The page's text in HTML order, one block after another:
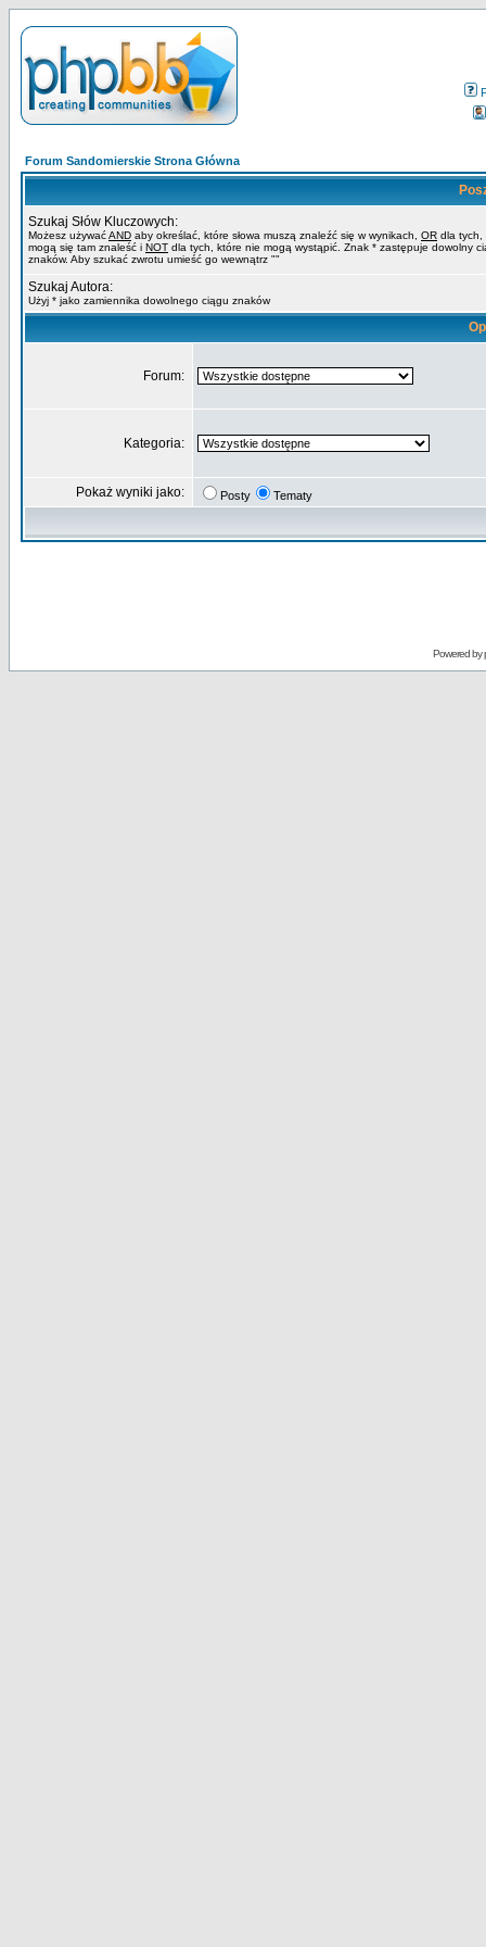
Forum Sandomierskie Strona Główna
Szukaj Słów Kluczowych:
Możesz używaćAND aby określać, które słowa muszą znaleźć się w wynikach, OR dla tych,
mogą się tam znaleść i NOT dla tych, które nie mogą wystąpić. Znak * zastępuje dowolny
znaków. Aby szukać zwrotu umieść go wewnątrz ""
Szukaj Autora:
Użyj * jako zamiennika dowolnego ciągu znaków
Forum:
Kategoria:
Pokaż wyniki jako: Posty Tematy
Powered by